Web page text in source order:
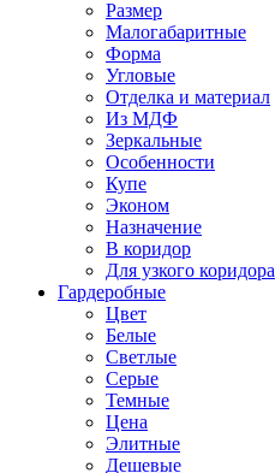
Размер
Малогабаритные
Форма
Угловые
Отделка и материал
Из МДФ
Зеркальные
Особенности
Купе
Эконом
Назначение
В коридор
Для узкого коридора
Гардеробные
Цвет
Белые
Светлые
Серые
Темные
Цена
Элитные
Дешевые